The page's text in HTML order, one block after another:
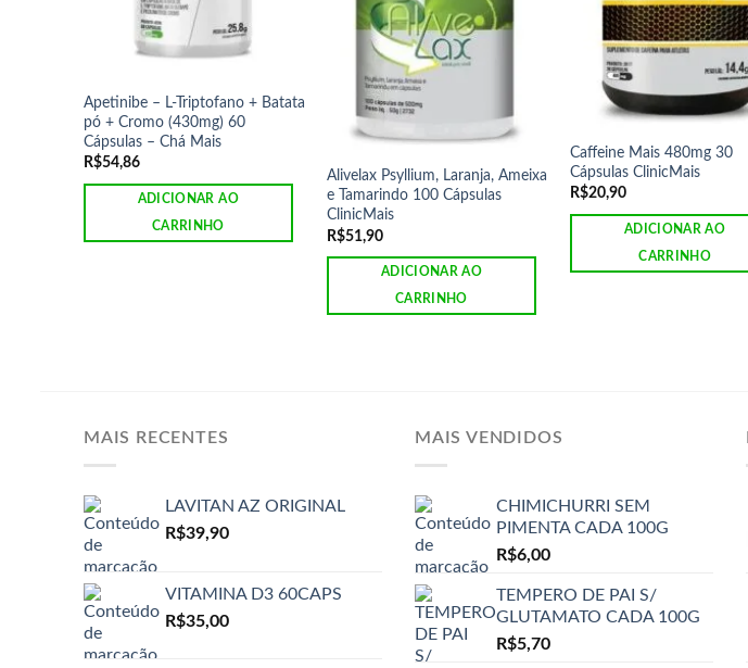
Apetinibe – L-Triptofano + Batata
pó + Cromo (430mg) 60
Cápsulas – Chá Mais
R$54,86
ADICIONAR AO
CARRINHO
Alivelax Psyllium, Laranja, Ameixa
e Tamarindo 100 Cápsulas
ClinicMais
R$51,90
ADICIONAR AO
CARRINHO
Caffeine Mais 480mg 30
Cápsulas ClinicMais
R$20,90
ADICIONAR AO
CARRINHO
MAIS RECENTES
LAVITAN AZ ORIGINAL
R$39,90
VITAMINA D3 60CAPS
R$35,00
MAIS VENDIDOS
CHIMICHURRI SEM
PIMENTA CADA 100G
R$6,00
TEMPERO DE PAI S/
GLUTAMATO CADA 100G
R$5,70